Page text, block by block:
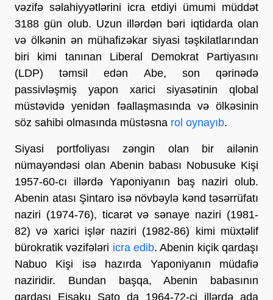
vəzifə səlahiyyətlərini icra etdiyi ümumi müddət
3188 gün olub. Uzun illərdən bəri iqtidarda olan
və ölkənin ən mühafizəkar siyasi təşkilatlarından
biri kimi tanınan Liberal Demokrat Partiyasını
(LDP) təmsil edən Abe, son qərinədə
passivləşmiş yapon xarici siyasətinin qlobal
müstəvidə yenidən fəallaşmasında və ölkəsinin
söz sahibi olmasında müstəsna rol oynayıb.
Siyasi portfoliyası zəngin olan bir ailənin
nümayəndəsi olan Abenin babası Nobusuke Kişi
1957-60-cı illərdə Yaponiyanın baş naziri olub.
Abenin atası Şintaro isə növbəylə kənd təsərrüfatı
naziri (1974-76), ticarət və sənaye naziri (1981-
82) və xarici işlər naziri (1982-86) kimi müxtəlif
bürokratik vəzifələri icra edib. Abenin kiçik qardaşı
Nabuo Kişi isə hazırda Yaponiyanın müdafiə
naziridir. Bundan başqa, Abenin babasının
qardaşı Eisaku Sato da 1964-72-ci illərdə ada